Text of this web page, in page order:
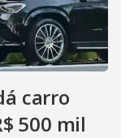
carro
500 mil